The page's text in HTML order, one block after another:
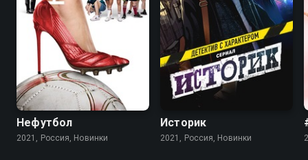
Нефутбол
2021, Россия, Новинки
Историк
2021, Россия, Новинки